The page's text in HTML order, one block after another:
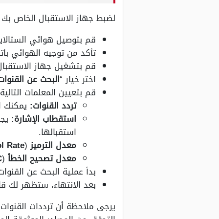
لضبط جهاز الاستقبال الخاص
قم بتوصيل هوائي
تأكد من توجيه الهوائي باتجاه النايل سات (7
قم بتشغيل جهاز
اختر خيار “البحث عن
قم بتعيين المعلمات
تردد القنوات: يمكنك
استقطاب الإشارة:
استقبالها.
معدل الترميز(
Rate
معدل تصحيح الخطأ (
بدأ عملية البحث عن
بعد الانتهاء، ستظهر لك
يرجى ملاحظة أن ترددات